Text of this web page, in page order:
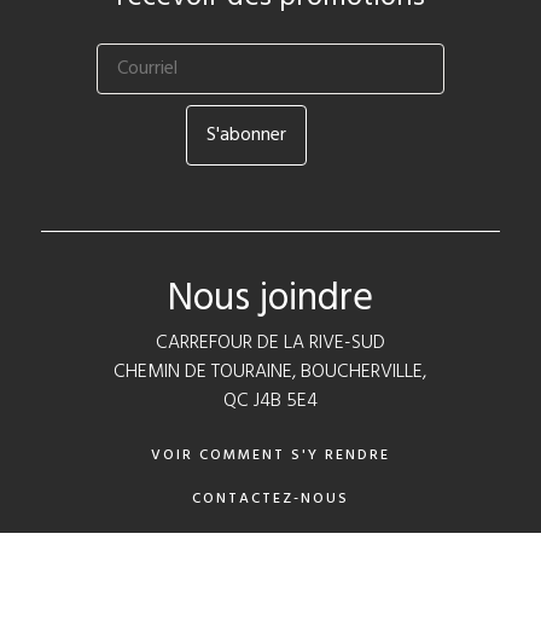
Nous joindre
CARREFOUR DE LA RIVE-SUD
CHEMIN DE TOURAINE, BOUCHERVILLE,
QC J4B 5E4
VOIR COMMENT S'Y RENDRE
CONTACTEZ-NOUS